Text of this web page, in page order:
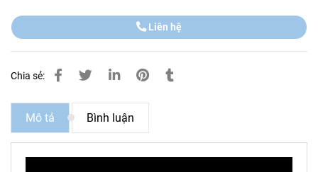
Liên hệ
Chia sẻ:
Mô tả Bình luận